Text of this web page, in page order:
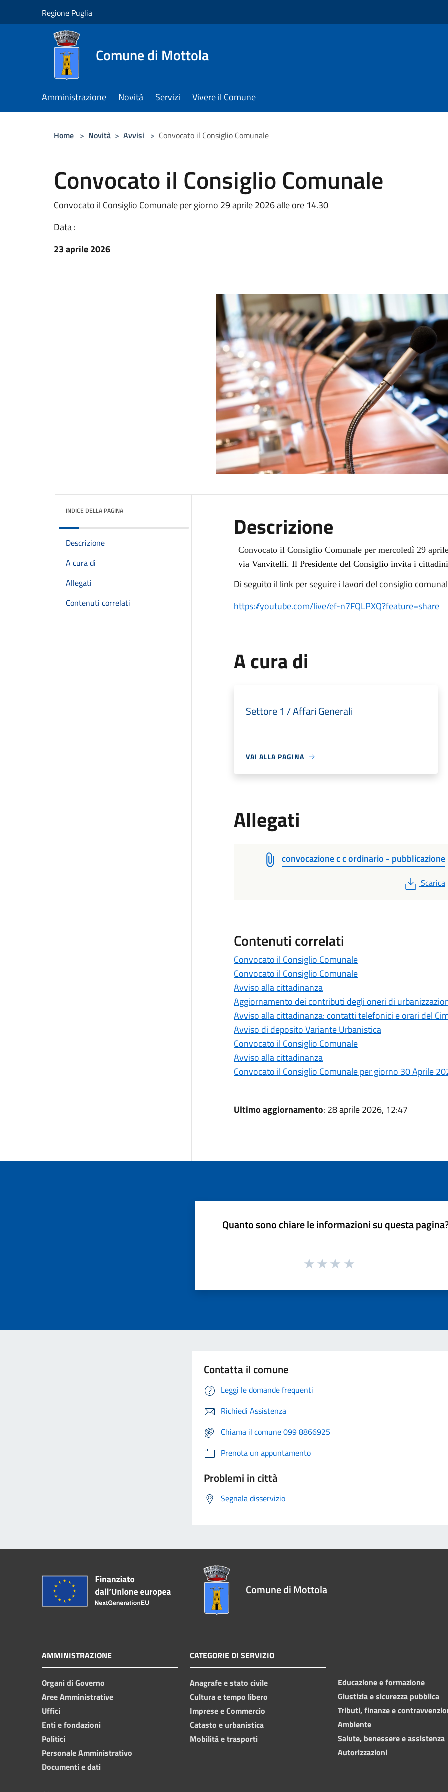
Regione Puglia
Comune di Mottola
Amministrazione Novità Servizi Vivere il Comune
Home > Novità > Avvisi > Convocato il Consiglio Comunale
Convocato il Consiglio Comunale
Convocato il Consiglio Comunale per giorno 29 aprile 2026 alle ore 14.30
Data :
23 aprile 2026
INDICE DELLA PAGINA
Descrizione
A cura di
Allegati
Contenuti correlati
Descrizione
Convocato il Consiglio Comunale per mercoledì 29
via Vanvitelli. Il Presidente del Consiglio invita i cittadini
Di seguito il link per seguire i lavori del consiglio
https://youtube.com/live/ef-n7FQLPXQ?feature=share
A cura di
Settore 1 / Affari Generali
VAI ALLA PAGINA
Allegati
convocazione c c ordinario - pubblicazione
PDF
Scarica
Contenuti correlati
Convocato il Consiglio Comunale
Convocato il Consiglio Comunale
Avviso alla cittadinanza
Aggiornamento dei contributi degli oneri di
Avviso alla cittadinanza: contatti telefonici e orari del
Avviso di deposito Variante Urbanistica
Convocato il Consiglio Comunale
Avviso alla cittadinanza
Convocato il Consiglio Comunale per giorno 30 Aprile
Ultimo aggiornamento: 28 aprile 2026, 12:47
Quanto sono chiare le informazioni su questa
Contatta il comune
Leggi le domande frequenti
Richiedi Assistenza
Chiama il comune 099 8866925
Prenota un appuntamento
Problemi in città
Segnala disservizio
Comune di Mottola
AMMINISTRAZIONE
Organi di Governo
Aree Amministrative
Uffici
Enti e fondazioni
Politici
Personale Amministrativo
Documenti e dati
CATEGORIE DI SERVIZIO
Anagrafe e stato civile
Cultura e tempo libero
Imprese e Commercio
Catasto e urbanistica
Mobilità e trasporti
Educazione e formazione
Giustizia e sicurezza pubblica
Tributi, finanze e
Ambiente
Salute, benessere e assistenza
Autorizzazioni